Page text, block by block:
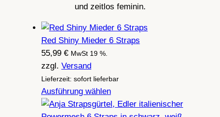
und zeitlos feminin.
Red Shiny Mieder 6 Straps
55,99 € MwSt 19 %.
zzgl. Versand
Lieferzeit: sofort lieferbar
Ausführung wählen